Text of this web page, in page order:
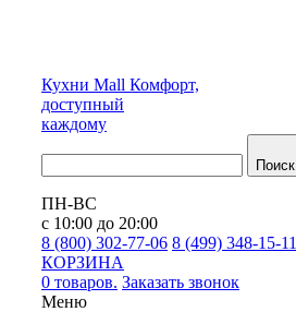
Кухни Mall Комфорт,
доступный
каждому
Поиск
ПН-ВС
с 10:00 до 20:00
8 (800) 302-77-06 8 (499) 348-15-11
КОРЗИНА
0 товаров. Заказать звонок
Меню